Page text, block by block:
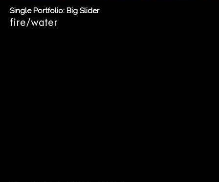
Single Portfolio: Big Slider
fire/water